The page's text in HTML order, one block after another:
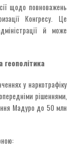
щодо повноважень
Конгресу. Це
й може
у наркотрафіку
рішеннями,
Мадуро до 50 млн